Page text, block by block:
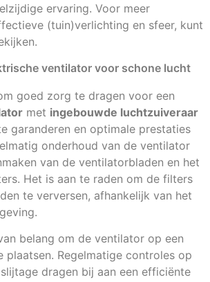
ervaring. Voor meer
(tuin)verlichting en sfeer, kunt
ventilator voor schone lucht
goed zorg te dragen voor een
met ingebouwde luchtzuiveraar
garanderen en optimale prestaties
onderhoud van de ventilator
van de ventilatorbladen en het
Het is aan te raden om de filters
te verversen, afhankelijk van het
belang om de ventilator op een
Regelmatige controles op
dragen bij aan een efficiënte